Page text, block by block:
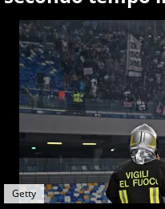
giornalisti ed esperti
rimessa quando
verso la rete, sia
creano contenuti
Getty